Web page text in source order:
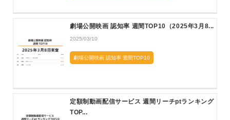
劇場公開映画 認知率 週間TOP10（2025年3月8...
2025/03/10
劇場公開映画 認知率 週間TOP10
定額制動画配信サービス 週間リーチptランキング
TOP...